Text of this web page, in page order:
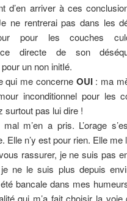
d’en arriver à ces
ne rentrerai pas dans les
pour les couches
directe de son
un non initIé.
qui me concerne OUI: ma
inconditionnel pour les
surtout pas lui dire !
m’en a pris. L’orage
Elle n’y est pour rien. Elle me
rassurer, je ne suis pas
ne le suis plus depuis
bancale dans mes
qui m’a fait choisir la voie